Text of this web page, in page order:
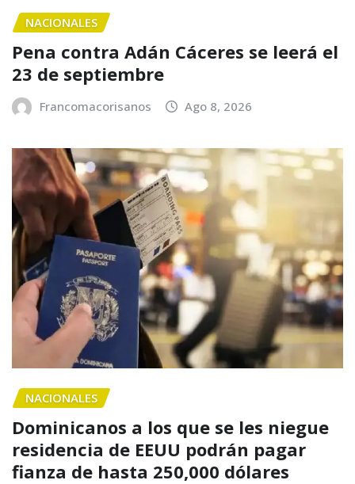
NACIONALES
Pena contra Adán Cáceres se leerá el
23 de septiembre
Francomacorisanos Ago 8, 2026
NACIONALES
Dominicanos a los que se les niegue
residencia de EEUU podrán pagar
fianza de hasta 250,000 dólares